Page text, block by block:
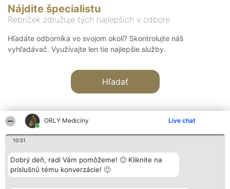
ORLY Medicíny Live chat
10:51
Dobrý deň, radi Vám pomôžeme! 🙂 Kliknite na
príslušnú tému konverzácie! 🙂
Nájdite špecialistu
Rebríček združuje tých najlepších v odbore
Hľadáte odborníka vo svojom okolí? Skontrolujte náš
vyhľadávač. Využívajte len tie najlepšie služby.
Hľadať
Organizátor hodnotenia
Bright Side Solutions sp. z o.
o. sp. k.
Wrocław 50-079
Hodnotenie
Laureáti
Lista
Laureatów
Kontakt
Kontakt